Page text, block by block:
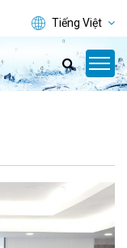
Tiếng Việt